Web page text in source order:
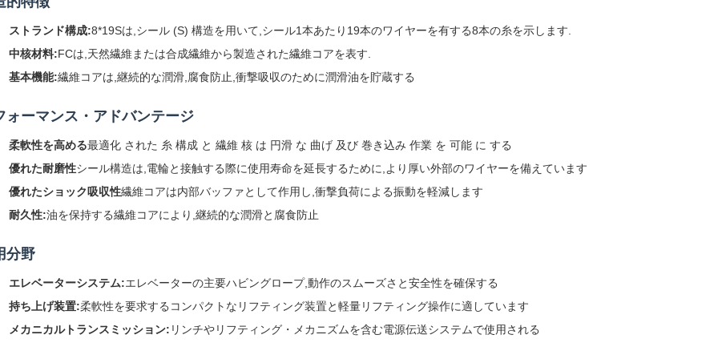
ストランド構成:8*19Sは,シール (S) 構造を用いて,シール1本あたり19本のワイヤーを有する8本の糸を示します.
中核材料:FCは,天然繊維または合成繊維から製造された繊維コアを表す.
基本機能:繊維コアは,継続的な潤滑,腐食防止,衝撃吸収のために潤滑油を貯蔵する
ォーマンス・アドバンテージ
柔軟性を高める最適化 された 糸 構成 と 繊維 核 は 円滑 な 曲げ 及び 巻き込み 作業 を 可能 に する
優れた耐磨性シール構造は,電輪と接触する際に使用寿命を延長するために,より厚い外部のワイヤーを備えています
優れたショック吸収性繊維コアは内部バッファとして作用し,衝撃負荷による振動を軽減します
耐久性:油を保持する繊維コアにより,継続的な潤滑と腐食防止
分野
エレベーターシステム:エレベーターの主要ハビングロープ,動作のスムーズさと安全性を確保する
持ち上げ装置:柔軟性を要求するコンパクトなリフティング装置と軽量リフティング操作に適しています
メカニカルトランスミッション: リンチやリフティング・メカニズムを含む電源伝送システムで使用される